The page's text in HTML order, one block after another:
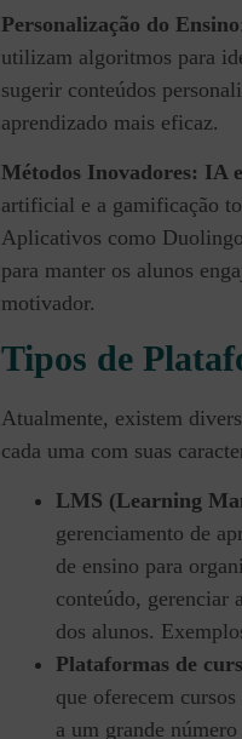
Personalização do Ensino
utilizam algoritmos para
sugerir conteúdos
aprendizado mais eficaz.
Métodos Inovadores: IA
artificial e a gamificação
Aplicativos como
para manter os alunos
motivador.
Tipos de
Atualmente, existem
cada uma com suas
LMS (Learning
gerenciamento de
de ensino para
conteúdo, gerenciar
dos alunos.
Plataformas de
que oferecem
a um grande